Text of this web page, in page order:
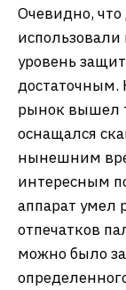
Очевидно,
уровень
достаточным.
рынок вышел
оснащался
нынешним
интересным
аппарат умел
отпечатков
можно было